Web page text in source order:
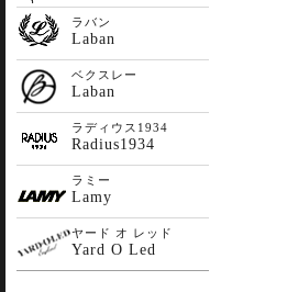
ラバン
Laban
ベクスレー
Laban
ラディウス1934
Radius1934
ラミー
Lamy
ヤード オ レッド
Yard O Led